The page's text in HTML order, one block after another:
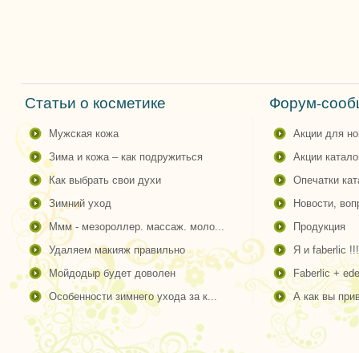
Статьи о косметике
мужская кожа
зима и кожа – как подружиться
как выбрать свои духи
зимний уход
ммм - мезороллер. массаж. моло...
удаляем макияж правильно
мойдодыр будет доволен
особенности зимнего ухода за к...
Форум-
акции для
акции
опечатки
новости,
продукция
я и faberlic !!!
faberlic +
а как вы